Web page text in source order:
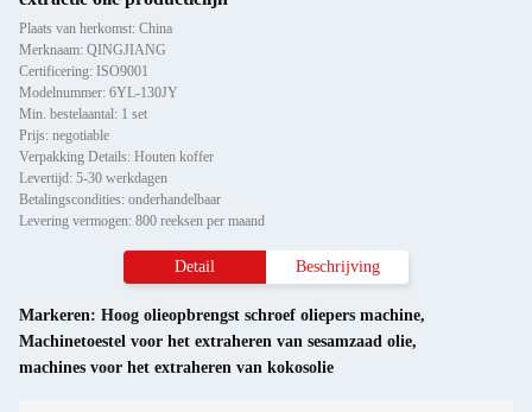
Plaats van herkomst: China
Merknaam: QINGJIANG
Certificering: ISO9001
Modelnummer: 6YL-130JY
Min. bestelaantal: 1 set
Prijs: negotiable
Verpakking Details: Houten koffer
Levertijd: 5-30 werkdagen
Betalingscondities: onderhandelbaar
Levering vermogen: 800 reeksen per maand
Detail Beschrijving
Markeren: Hoog olieopbrengst schroef oliepers machine,
Machinetoestel voor het extraheren van sesamzaad olie,
machines voor het extraheren van kokosolie